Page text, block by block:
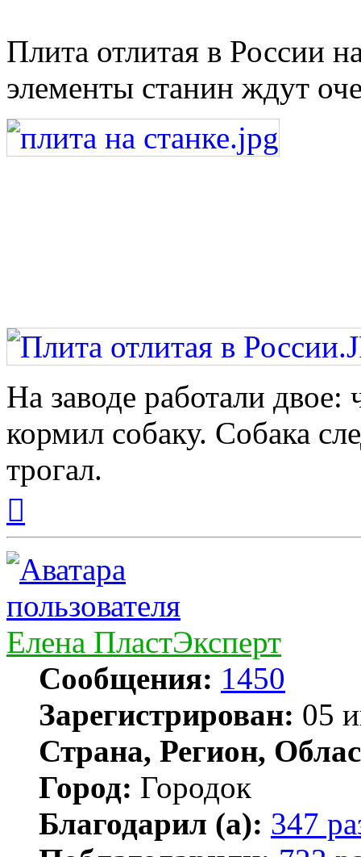
Плита отлитая в России
элементы станин ждут
На заводе работали двое:
кормил собаку. Собака
трогал.
началу
Елена ПластЭксперт
Сообщения: 1450
Зарегистрирован: 05
Страна, Регион,
Город: Городок
Благодарил (а): 347